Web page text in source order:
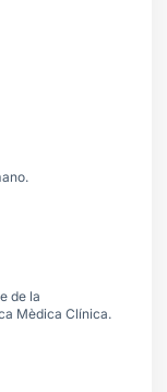
de la
Mèdica Clínica.